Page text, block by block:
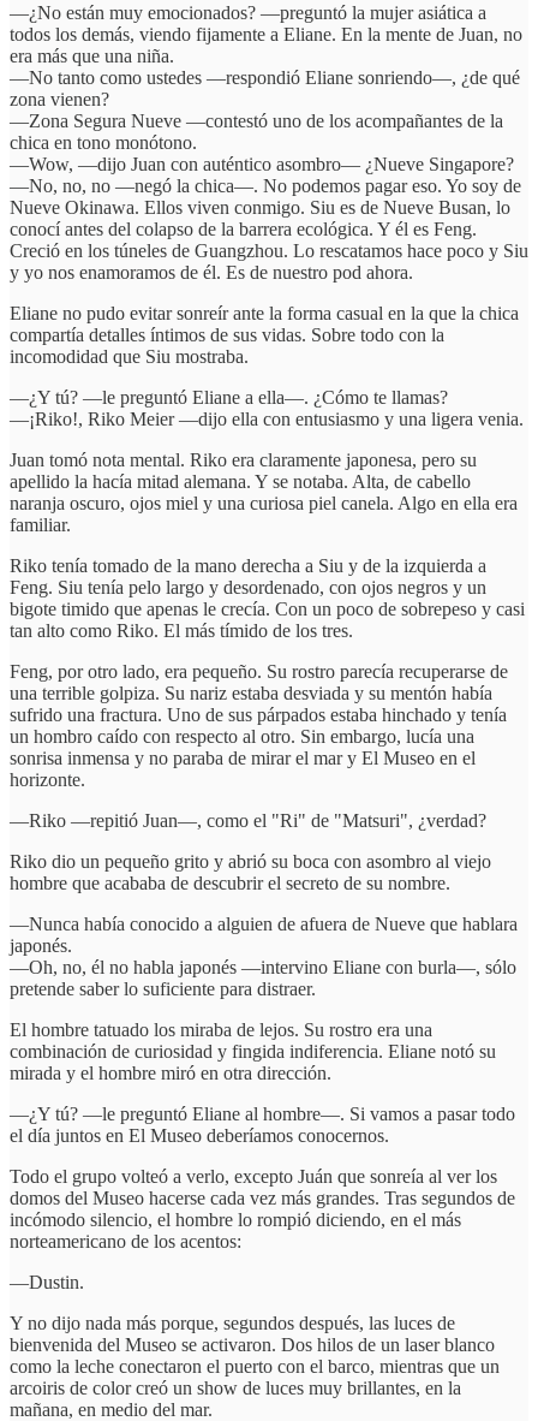
—¿No están muy emocionados? —preguntó la mujer asiática a
todos los demás, viendo fijamente a Eliane. En la mente de Juan, no
era más que una niña.
—No tanto como ustedes —respondió Eliane sonriendo—, ¿de qué
zona vienen?
—Zona Segura Nueve —contestó uno de los acompañantes de la
chica en tono monótono.
—Wow, —dijo Juan con auténtico asombro— ¿Nueve Singapore?
—No, no, no —negó la chica—. No podemos pagar eso. Yo soy de
Nueve Okinawa. Ellos viven conmigo. Siu es de Nueve Busan, lo
conocí antes del colapso de la barrera ecológica. Y él es Feng.
Creció en los túneles de Guangzhou. Lo rescatamos hace poco y Siu
y yo nos enamoramos de él. Es de nuestro pod ahora.
Eliane no pudo evitar sonreír ante la forma casual en la que la chica
compartía detalles íntimos de sus vidas. Sobre todo con la
incomodidad que Siu mostraba.
—¿Y tú? —le preguntó Eliane a ella—. ¿Cómo te llamas?
—¡Riko!, Riko Meier —dijo ella con entusiasmo y una ligera venia.
Juan tomó nota mental. Riko era claramente japonesa, pero su
apellido la hacía mitad alemana. Y se notaba. Alta, de cabello
naranja oscuro, ojos miel y una curiosa piel canela. Algo en ella era
familiar.
Riko tenía tomado de la mano derecha a Siu y de la izquierda a
Feng. Siu tenía pelo largo y desordenado, con ojos negros y un
bigote timido que apenas le crecía. Con un poco de sobrepeso y casi
tan alto como Riko. El más tímido de los tres.
Feng, por otro lado, era pequeño. Su rostro parecía recuperarse de
una terrible golpiza. Su nariz estaba desviada y su mentón había
sufrido una fractura. Uno de sus párpados estaba hinchado y tenía
un hombro caído con respecto al otro. Sin embargo, lucía una
sonrisa inmensa y no paraba de mirar el mar y El Museo en el
horizonte.
—Riko —repitió Juan—, como el "Ri" de "Matsuri", ¿verdad?
Riko dio un pequeño grito y abrió su boca con asombro al viejo
hombre que acababa de descubrir el secreto de su nombre.
—Nunca había conocido a alguien de afuera de Nueve que hablara
japonés.
—Oh, no, él no habla japonés —intervino Eliane con burla—, sólo
pretende saber lo suficiente para distraer.
El hombre tatuado los miraba de lejos. Su rostro era una
combinación de curiosidad y fingida indiferencia. Eliane notó su
mirada y el hombre miró en otra dirección.
—¿Y tú? —le preguntó Eliane al hombre—. Si vamos a pasar todo
el día juntos en El Museo deberíamos conocernos.
Todo el grupo volteó a verlo, excepto Juán que sonreía al ver los
domos del Museo hacerse cada vez más grandes. Tras segundos de
incómodo silencio, el hombre lo rompió diciendo, en el más
norteamericano de los acentos:
—Dustin.
Y no dijo nada más porque, segundos después, las luces de
bienvenida del Museo se activaron. Dos hilos de un laser blanco
como la leche conectaron el puerto con el barco, mientras que un
arcoiris de color creó un show de luces muy brillantes, en la
mañana, en medio del mar.